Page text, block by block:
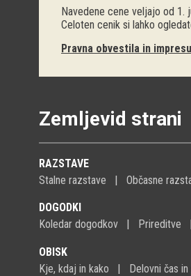
Navedene cene veljajo od 1.
Celoten cenik si lahko
Pravna obvestila in
Zemljevid strani
RAZSTAVE
Stalne razstave
Občasne
DOGODKI
Koledar dogodkov
Prireditve
OBISK
Kje, kdaj in kako
Delovni čas